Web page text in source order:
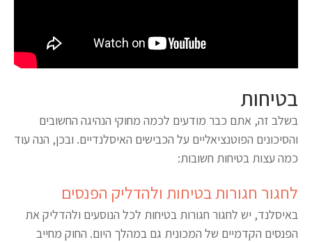
בטיחות
בשלב זה, אתם כבר מודעים לכמה מחוקי הנהיגה החשובים
והסיכונים הפוטנציאליים על הכבישים האיסלנדיים. ובכן, הנה עוד
כמה עצות בטיחות חשובות:
לחגור חגורות בטיחות ולהדליק הפנסים
באיסלנד, יש לחגור חגורות בטיחות לכל הנוסעים ולהדליק את
הפנסים הקדמיים של המכונית גם במהלך היום. החוק מחייב